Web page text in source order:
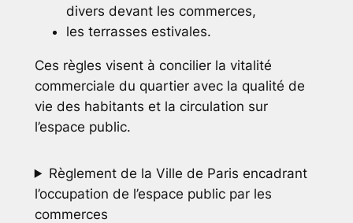
divers devant les commerces,
les terrasses estivales.
Ces règles visent à concilier la vitalité
commerciale du quartier avec la qualité de
vie des habitants et la circulation sur
l’espace public.
Règlement de la Ville de Paris encadrant
l’occupation de l’espace public par les
commerces